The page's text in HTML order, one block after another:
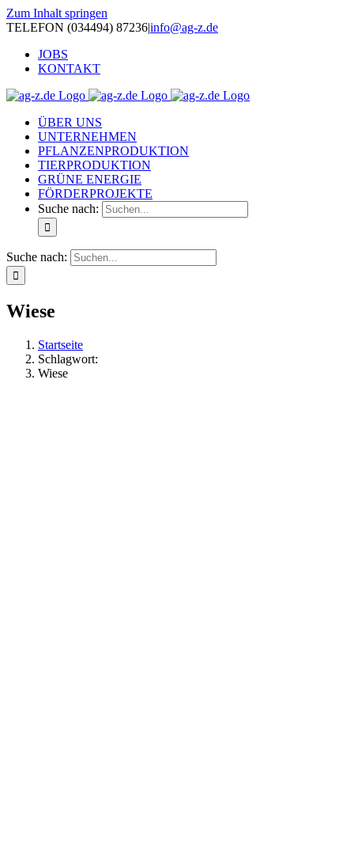
Zum Inhalt springen
TELEFON (034494) 87236|info@ag-z.de
JOBS
KONTAKT
ÜBER UNS
UNTERNEHMEN
PFLANZENPRODUKTION
TIERPRODUKTION
GRÜNE ENERGIE
FÖRDERPROJEKTE
Suche nach:
Suche nach:
Wiese
Startseite
Schlagwort:
Wiese